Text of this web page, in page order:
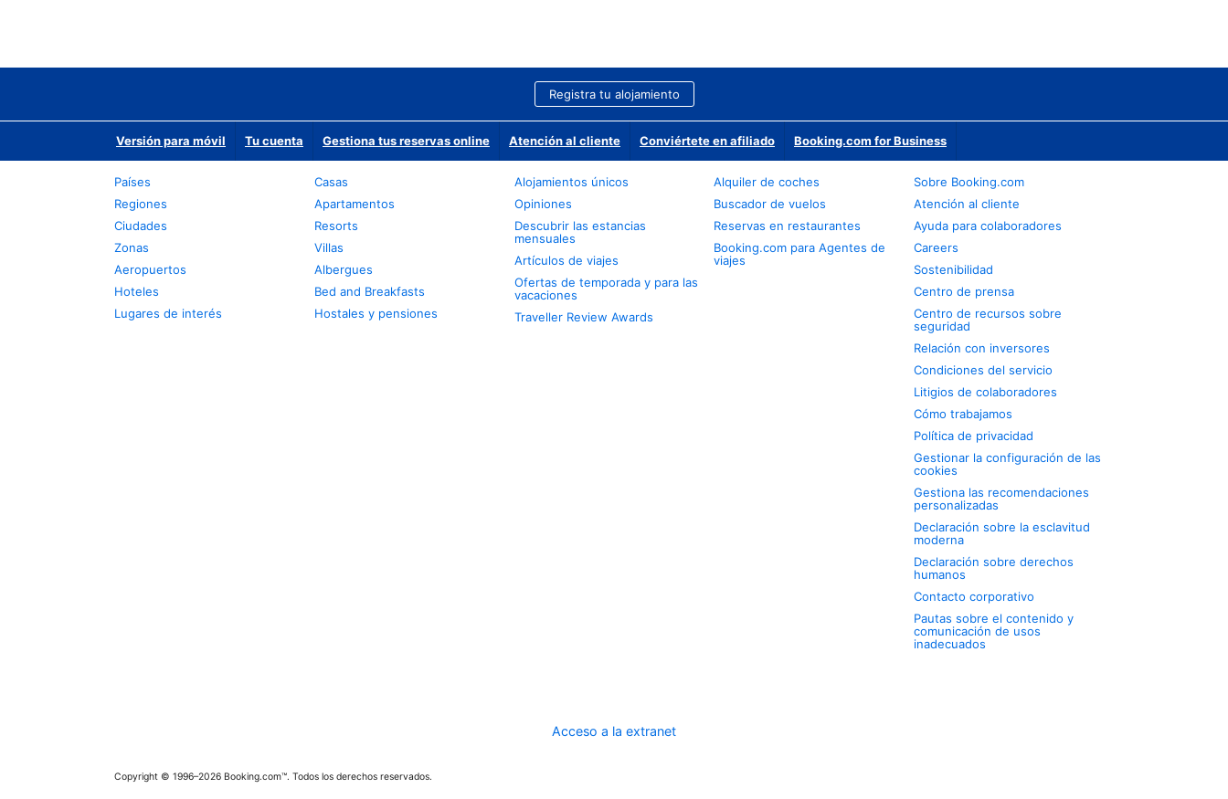
Registra tu alojamiento
Versión para móvil Tu cuenta Gestiona tus reservas online Atención al cliente Conviértete en afiliado Booking.com for Business
Países
Regiones
Ciudades
Zonas
Aeropuertos
Hoteles
Lugares de interés
Casas
Apartamentos
Resorts
Villas
Albergues
Bed and Breakfasts
Hostales y pensiones
Alojamientos únicos
Opiniones
Descubrir las estancias
mensuales
Artículos de viajes
Ofertas de temporada y para las
vacaciones
Traveller Review Awards
Alquiler de coches
Buscador de vuelos
Reservas en restaurantes
Booking.com para Agentes de
viajes
Sobre Booking.com
Atención al cliente
Ayuda para colaboradores
Careers
Sostenibilidad
Centro de prensa
Centro de recursos sobre
seguridad
Relación con inversores
Condiciones del servicio
Litigios de colaboradores
Cómo trabajamos
Política de privacidad
Gestionar la configuración de las
cookies
Gestiona las recomendaciones
personalizadas
Declaración sobre la esclavitud
moderna
Declaración sobre derechos
humanos
Contacto corporativo
Pautas sobre el contenido y
comunicación de usos
inadecuados
Acceso a la extranet
Copyright © 1996–2026 Booking.com™. Todos los derechos reservados.